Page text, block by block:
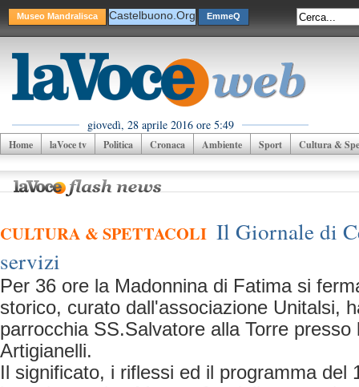
Museo Mandralisca Castelbuono.Org EmmeQ
giovedì, 28 aprile 2016 ore 5:49
Home laVoce tv Politica Cronaca Ambiente Sport Cultura &
CULTURA & SPETTACOLI Il Giornale di
servizi
Per 36 ore la Madonnina di Fatima si
storico, curato dall'associazione Unitalsi,
parrocchia SS.Salvatore alla Torre presso
Artigianelli.
Il significato, i riflessi ed il programma del